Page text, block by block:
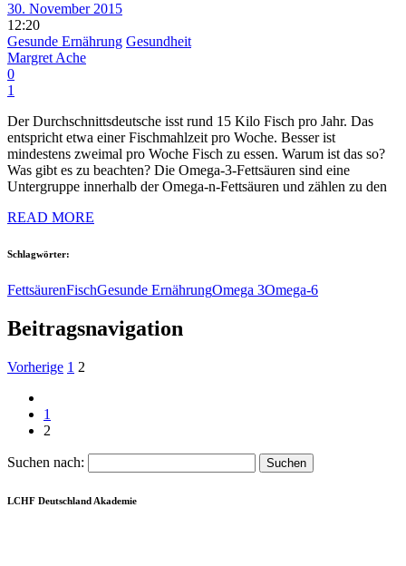
30. November 2015
12:20
Gesunde Ernährung Gesundheit
Margret Ache
0
1
Der Durchschnittsdeutsche isst rund 15 Kilo Fisch pro Jahr. Das
entspricht etwa einer Fischmahlzeit pro Woche. Besser ist
mindestens zweimal pro Woche Fisch zu essen. Warum ist das so?
Was gibt es zu beachten? Die Omega-3-Fettsäuren sind eine
Untergruppe innerhalb der Omega-n-Fettsäuren und zählen zu den
READ MORE
Schlagwörter:
FettsäurenFischGesunde ErnährungOmega 3Omega-6
Beitragsnavigation
Vorherige 1 2
1
2
Suchen nach:
LCHF Deutschland Akademie